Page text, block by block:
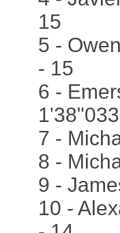
15
5 -
- 15
6 -
7 -
8 -
9 -
10 -